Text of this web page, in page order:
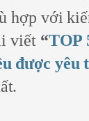
hợp với
viết “TOP
được yêu